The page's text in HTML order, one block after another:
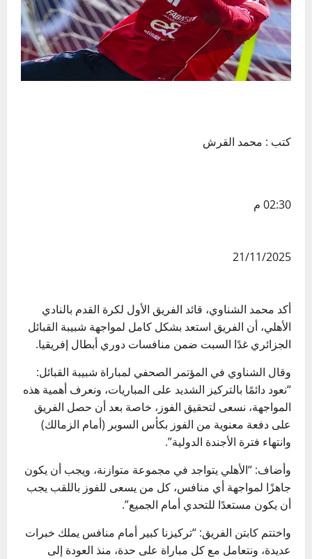
كتب : محمد القرش
02:30 م
21/11/2025
أكد محمد الشناوي، قائد الفريق الأول لكرة القدم بالنادي
الأهلي، أن الفريق استعد بشكل كامل لمواجهة شبيبة القبائل
الجزائري غدًا السبت ضمن منافسات دوري أبطال إفريقيا.
وقال الشناوي في المؤتمر الصحفي لمباراة شبيبة القبائل:
“نعود دائمًا بالتركيز الشديد على المباريات، ونعرف أهمية هذه
المواجهة، نسعى لتحقيق الفوز، خاصة بعد أن حصل الفريق
على دفعة معنوية من الفوز بكأس السوبر (أمام الزمالك)
وانتهاء فترة الأجندة الدولية”.
وأضاف: “الأهلي يتواجد في مجموعة متوازنة، ويجب أن يكون
جاهزًا لمواجهة أي منافس، كل من يسعى للفوز باللقب يجب
أن يكون مستعدًا للتحدي أمام الجميع”.
واختتم كابتن الفريق: “تركيزنا كبير أمام منافس يملك خبرات
عديدة، ونتعامل مع كل مباراة على حدة، منذ العودة إلى